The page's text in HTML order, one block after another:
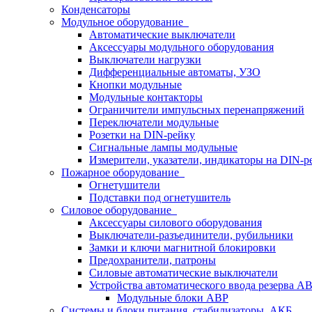
Конденсаторы
Модульное оборудование
Автоматические выключатели
Аксессуары модульного оборудования
Выключатели нагрузки
Дифференциальные автоматы, УЗО
Кнопки модульные
Модульные контакторы
Ограничители импульсных перенапряжений
Переключатели модульные
Розетки на DIN-рейку
Сигнальные лампы модульные
Измерители, указатели, индикаторы на DIN-
Пожарное оборудование
Огнетушители
Подставки под огнетушитель
Силовое оборудование
Аксессуары силового оборудования
Выключатели-разъединители, рубильники
Замки и ключи магнитной блокировки
Предохранители, патроны
Силовые автоматические выключатели
Устройства автоматического ввода резерва
Модульные блоки АВР